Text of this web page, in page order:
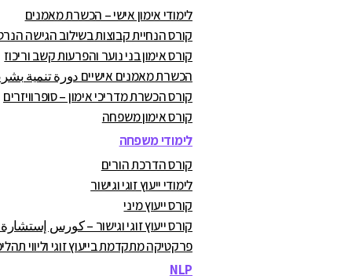
לימודי אימון אישי – הכשרת מאמנים
קורס הנחיית קבוצות בשילוב הגישה
קורס אימון בני נוער והפרעות קשב וריכוז
הכשרת מאמנים אישיים دورة تنمية
קורס הכשרת מדריכי אימון – סופרוויזרים
קורס אימון משפחה
לימודי משפחה
קורס הדרכת הורים
לימודי ייעוץ זוגי וגישור
קורס ייעוץ מיני
קורס ייעוץ זוגי וגישור – كورس
פרקטיקה מתקדמת בייעוץ זוגי וליווי
NLP